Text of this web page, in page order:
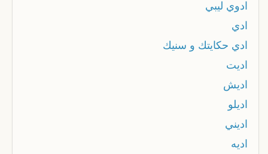
ادوي ليبي
ادي
ادي حكايتك و سنيك
اديت
اديش
اديلو
اديني
اديه